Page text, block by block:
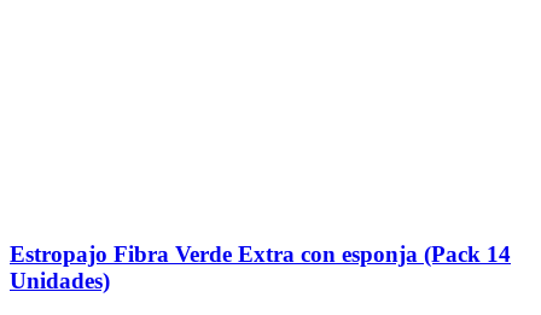
Estropajo Fibra Verde Extra con esponja (Pack 14
Unidades)